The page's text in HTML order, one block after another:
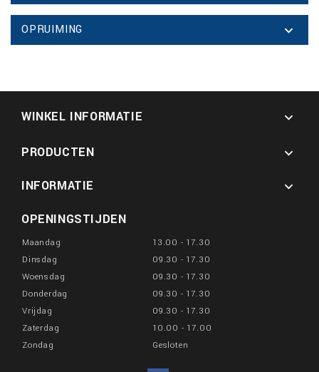
OPRUIMING 
WINKEL INFORMATIE 
PRODUCTEN

INFORMATIE

OPENINGSTIJDEN
Maandag
13.00 - 17.30
Dinsdag
09.30 - 17.30
Woensdag
09.30 - 17.30
Donderdag
09.30 - 17.30
Vrijdag
09.30 - 17.30
Zaterdag
10.00 - 17.00
Zondag
Gesloten